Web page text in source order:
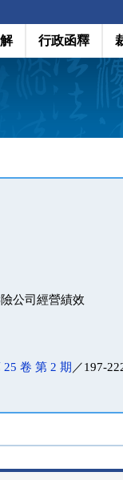
行政函釋
公司經營績效
25 卷 第 2 期 ／197-